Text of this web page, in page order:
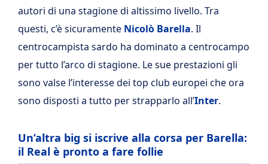
autori di una stagione di altissimo livello. Tra
questi, c’è sicuramente Nicolò Barella. Il
centrocampista sardo ha dominato a centrocampo
per tutto l’arco di stagione. Le sue prestazioni gli
sono valse l’interesse dei top club europei che ora
sono disposti a tutto per strapparlo all’Inter.
Un’altra big si iscrive alla corsa per Barella:
il Real è pronto a fare follie